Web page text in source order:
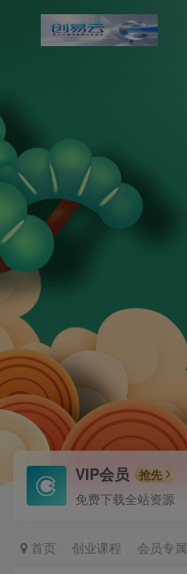
VIP会员 抢先
免费下载全站资源
首页 创业课程 会员专属